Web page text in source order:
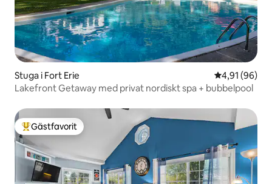
Stuga i Fort Erie 4,91 av 5 i
4,91 (96)
Lakefront Getaway med privat nordiskt spa + bubbelpool
Populär gästfavorit
Gästfavorit